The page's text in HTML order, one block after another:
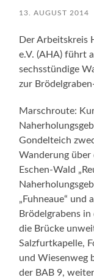
13. AUGUST 2014
Der Arbeitskreis
e.V. (AHA) führt
sechsstündige
zur
Marschroute:
Gondelteich
Wanderung über
Eschen-Wald
„Fuhneaue“ und
Brödelgrabens
die Brücke
Salzfurtkapelle,
und Wiesenweg
der BAB 9,